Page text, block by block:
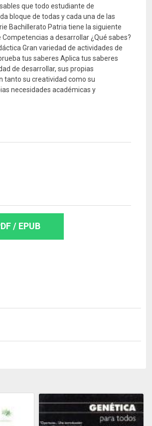
que todo estudiante de
bloque de todas y cada una de las
Bachillerato Patria tiene la siguiente
a desarrollar ¿Qué sabes?
Gran variedad de actividades de
tus saberes Aplica tus saberes
de desarrollar, sus propias
tanto su creatividad como su
necesidades académicas y
/ EPUB